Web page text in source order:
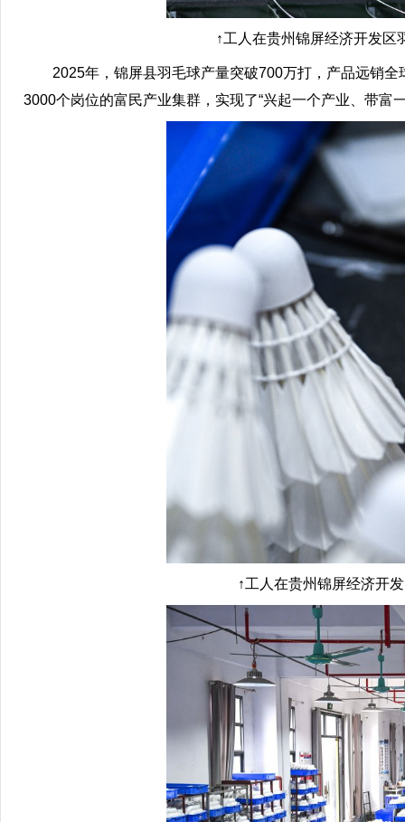
↑工人在贵州锦屏经济开发区羽
2025年，锦屏县羽毛球产量突破700万打，产品远销全
3000个岗位的富民产业集群，实现了“兴起一个产业、带富
↑工人在贵州锦屏经济开发